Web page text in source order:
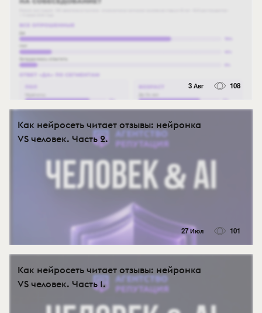
3 Авг 108
Как нейросеть читает отзывы: нейронка
VS человек. Часть 2.
27 Июл 101
Как нейросеть читает отзывы: нейронка
VS человек. Часть 1.